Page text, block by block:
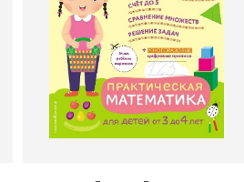
В корзину